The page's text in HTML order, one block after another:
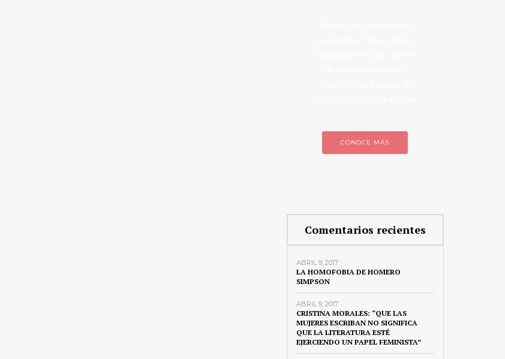
CONOCE MÁS
Comentarios recientes
ABRIL 9, 2017
LA HOMOFOBIA DE HOMERO
SIMPSON
ABRIL 9, 2017
CRISTINA MORALES: “QUE LAS
MUJERES ESCRIBAN NO SIGNIFICA
QUE LA LITERATURA ESTÉ
EJERCIENDO UN PAPEL FEMINISTA”